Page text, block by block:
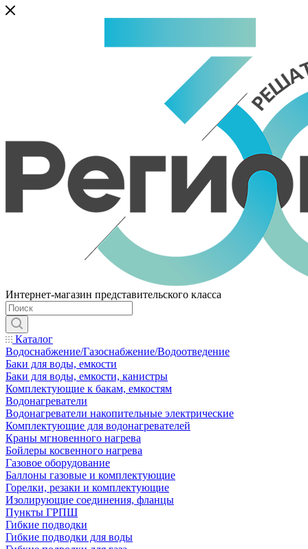
Интернет-магазин представительского класса
Каталог
Водоснабжение/Газоснабжение/Водоотведение
Баки для воды, емкости
Баки для воды, емкости, канистры
Комплектующие к бакам, емкостям
Водонагреватели
Водонагреватели накопительные электрические
Комплектующие для водонагревателей
Краны мгновенного нагрева
Бойлеры косвенного нагрева
Газовое оборудование
Баллоны газовые и комплектующие
Горелки, резаки и комплектующие
Изолирующие соединения, фланцы
Пункты ГРПШ
Гибкие подводки
Гибкие подводки для воды